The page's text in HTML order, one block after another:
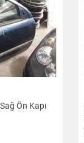
Ön Kapı